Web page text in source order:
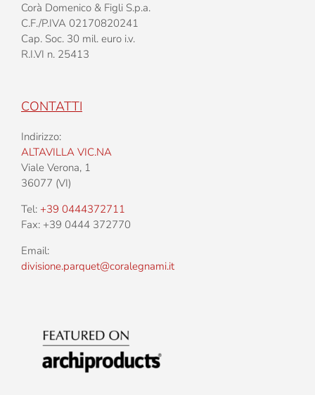
Corà Domenico & Figli S.p.a.
C.F./P.IVA 02170820241
Cap. Soc. 30 mil. euro i.v.
R.I.VI n. 25413
CONTATTI
Indirizzo:
ALTAVILLA VIC.NA
Viale Verona, 1
36077 (VI)
Tel: +39 0444372711
Fax: +39 0444 372770
Email:
divisione.parquet@coralegnami.it